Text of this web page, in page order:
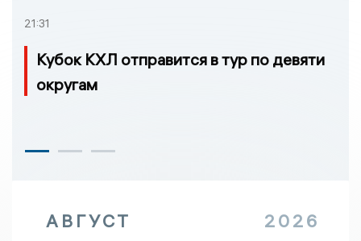
21:31
Кубок КХЛ отправится в тур по девяти
округам
АВГУСТ 2026